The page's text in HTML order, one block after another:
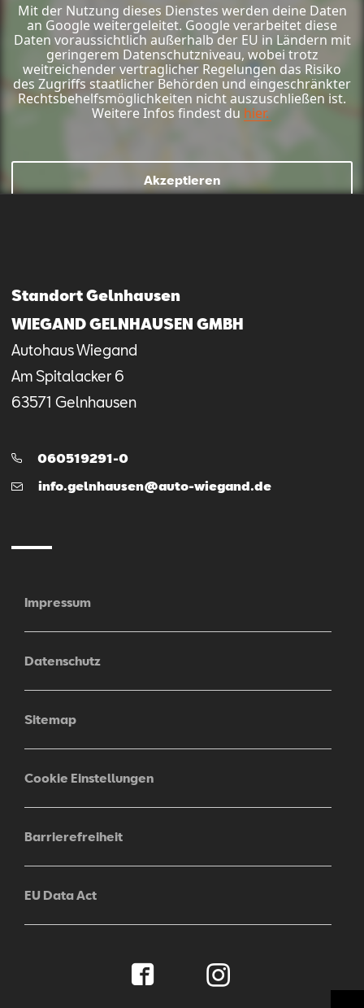
Mit der Nutzung dieses Dienstes werden deine Daten
an Google weitergeleitet. Google verarbeitet diese
Daten voraussichtlich außerhalb der EU in Ländern mit
geringerem Datenschutzniveau, wobei trotz
weitreichender vertraglicher Regelungen das Risiko
des Zugriffs staatlicher Behörden und eingeschränkter
Rechtsbehelfsmöglichkeiten nicht auszuschließen ist.
Weitere Infos findest du hier.
Akzeptieren
Standort Gelnhausen
WIEGAND GELNHAUSEN GMBH
Autohaus Wiegand
Am Spitalacker 6
63571 Gelnhausen
Telefon:
060519291-0
E-
info.gelnhausen@auto-wiegand.de
Impressum
Datenschutz
Sitemap
Cookie Einstellungen
Barrierefreiheit
EU Data Act